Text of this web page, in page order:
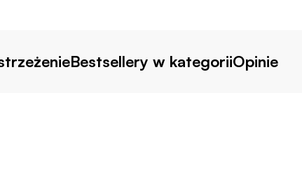
Bestsellery w kategoriiOpinie